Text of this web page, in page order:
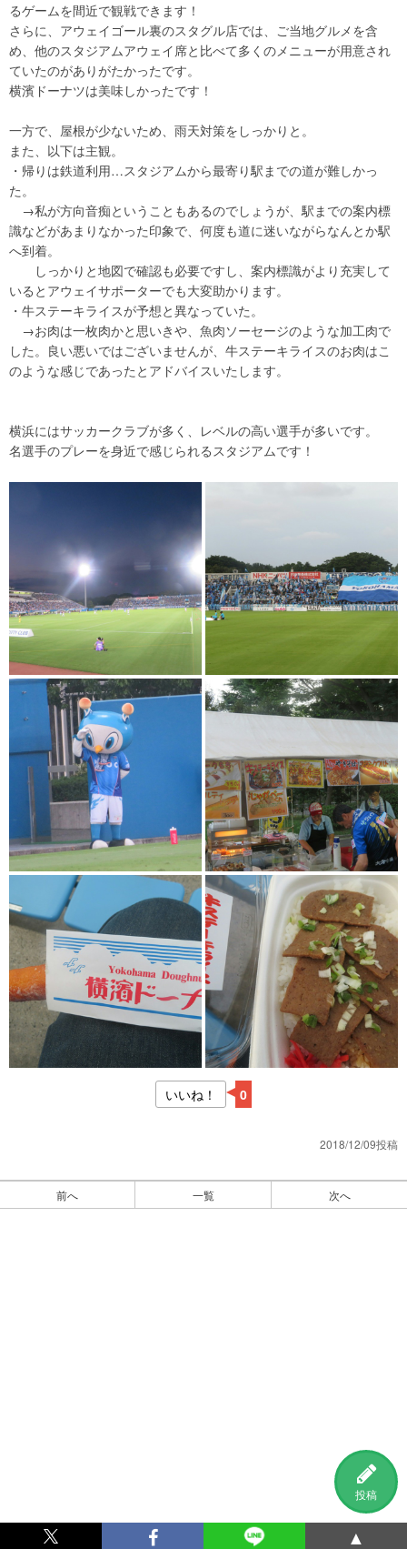
投稿
るゲームを間近で観戦できます！
さらに、アウェイゴール裏のスタグル店では、ご当地グルメを含
め、他のスタジアムアウェイ席と比べて多くのメニューが用意され
ていたのがありがたかったです。
横濱ドーナツは美味しかったです！
一方で、屋根が少ないため、雨天対策をしっかりと。
また、以下は主観。
・帰りは鉄道利用…スタジアムから最寄り駅までの道が難しかっ
た。
→私が方向音痴ということもあるのでしょうが、駅までの案内標
識などがあまりなかった印象で、何度も道に迷いながらなんとか駅
へ到着。
しっかりと地図で確認も必要ですし、案内標識がより充実して
いるとアウェイサポーターでも大変助かります。
・牛ステーキライスが予想と異なっていた。
→お肉は一枚肉かと思いきや、魚肉ソーセージのような加工肉で
した。良い悪いではございませんが、牛ステーキライスのお肉はこ
のような感じであったとアドバイスいたします。
横浜にはサッカークラブが多く、レベルの高い選手が多いです。
名選手のプレーを身近で感じられるスタジアムです！
いいね！ 0
2018/12/09投稿
前へ 一覧 次へ
▲